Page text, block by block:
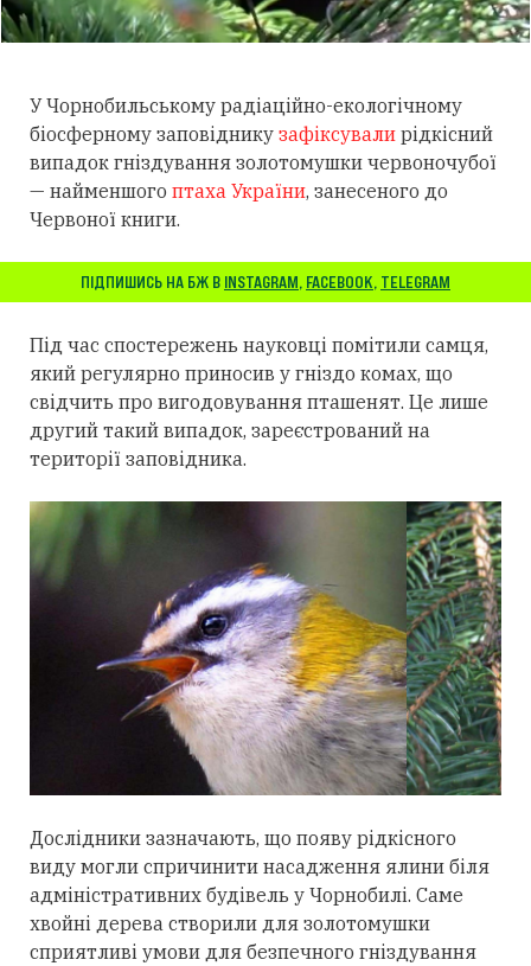
У Чорнобильському радіаційно-екологічному
біосферному заповіднику зафіксували рідкісний
випадок гніздування золотомушки червоночубої
— найменшого птаха України, занесеного до
Червоної книги.
ПІДПИШИСЬ НА БЖ В INSTAGRAM, FACEBOOK, TELEGRAM
Під час спостережень науковці помітили самця,
який регулярно приносив у гніздо комах, що
свідчить про вигодовування пташенят. Це лише
другий такий випадок, зареєстрований на
території заповідника.
Дослідники зазначають, що появу рідкісного
виду могли спричинити насадження ялини біля
адміністративних будівель у Чорнобилі. Саме
хвойні дерева створили для золотомушки
сприятливі умови для безпечного гніздування